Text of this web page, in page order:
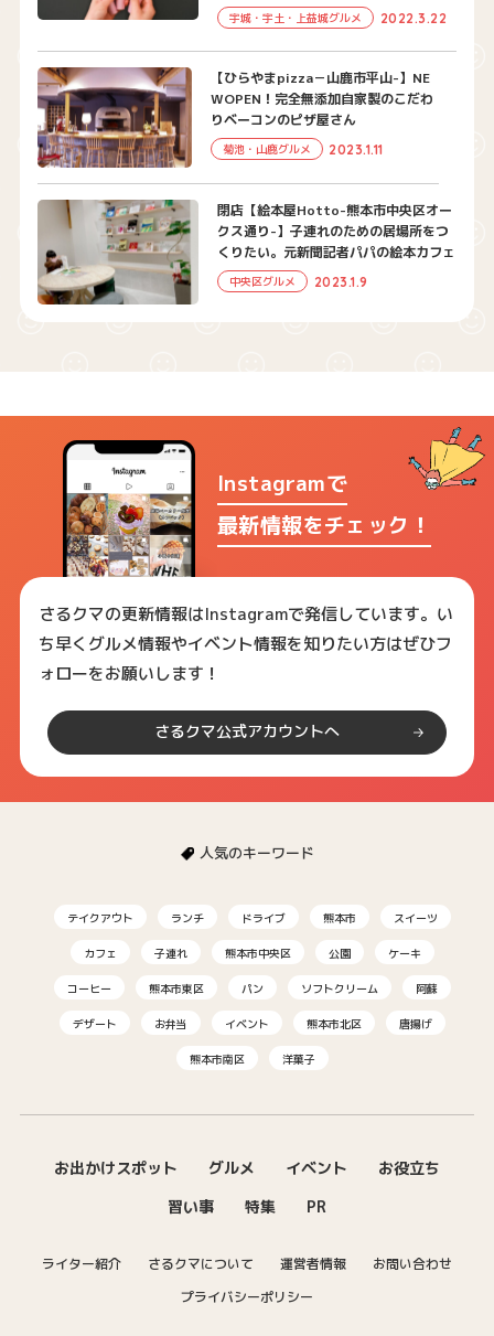
宇城・宇土・上益城グルメ 2022.3.22
【ひらやまpizza－山鹿市平山-】NE
WOPEN！完全無添加自家製のこだわ
りベーコンのピザ屋さん
菊池・山鹿グルメ 2023.1.11
閉店【絵本屋Hotto-熊本市中央区オー
クス通り-】子連れのための居場所をつ
くりたい。元新聞記者パパの絵本カフェ
中央区グルメ 2023.1.9
Instagramで
最新情報をチェック！
さるクマの更新情報はInstagramで発信しています。い
ち早くグルメ情報やイベント情報を知りたい方はぜひフ
ォローをお願いします！
さるクマ公式アカウントへ
人気のキーワード
テイクアウト ランチ ドライブ 熊本市 スイーツ
カフェ 子連れ 熊本市中央区 公園 ケーキ
コーヒー 熊本市東区 パン ソフトクリーム 阿蘇
デザート お弁当 イベント 熊本市北区 唐揚げ
熊本市南区 洋菓子
お出かけスポット グルメ イベント
お役立ち
習い事
特集 PR
ライター紹介 さるクマについて 運営者情報
お問い合わせ
プライバシーポリシー